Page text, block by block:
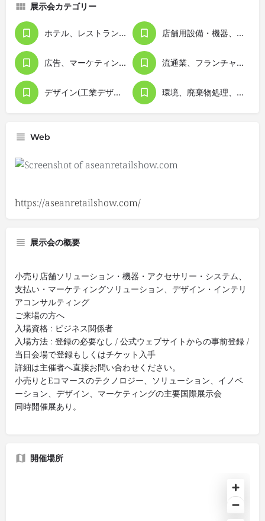
展示会カテゴリー
ホテル、レストラン、ケータリング 店舗用設備・機器、ディスプレイ
広告、マーケティング、経営管理 流通業、フランチャイズビジネス
デザイン(工業デザイン） 環境、廃棄物処理、リサイクリング
Web
https://aseanretailshow.com/
展示会の概要
小売り店舗ソリューション・機器・アクセサリー・システム、
支払い・マーケティングソリューション、デザイン・インテリ
アコンサルティング
ご来場の方へ
入場資格 : ビジネス関係者
入場方法 : 登録の必要なし / 公式ウェブサイトからの事前登録 /
当日会場で登録もしくはチケット入手
詳細は主催者へ直接お問い合わせください。
小売りとEコマースのテクノロジー、ソリューション、イノベ
ーション、デザイン、マーケティングの主要国際展示会
同時開催展あり。
開催場所